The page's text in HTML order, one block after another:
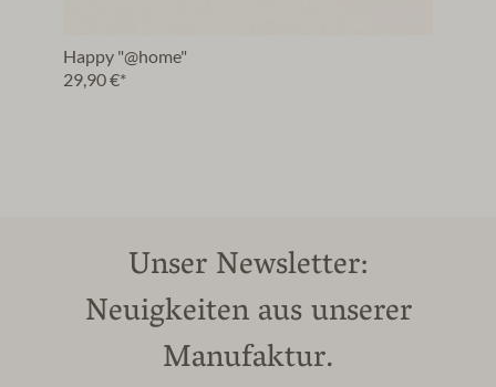
Happy "@home"
29,90 €*
Unser Newsletter:
Neuigkeiten aus unserer
Manufaktur.